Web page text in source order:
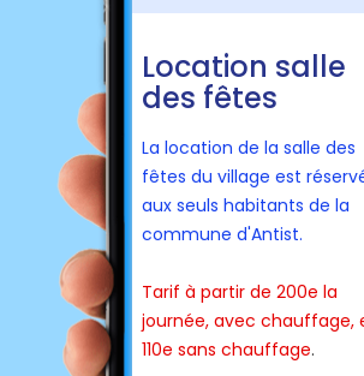
Location salle
des fêtes
La location de la salle des
fêtes du village est
aux seuls habitants de la
commune d'Antist.
Tarif à partir de 200e la
journée, avec chauffage,
110e sans chauffage.